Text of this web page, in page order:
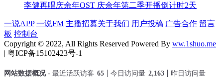
李健再唱庆余年OST 庆余年第二季开播倒计时2天
一说APP 一说FM 主播招募关于我们 用户投稿 广告合作 留言
板 控制台
Copyright © 2022, All Rights Reserved Powered By ww.1shuo.me
| 粤ICP备15102423号-1
网站数据概况 - 最近活跃访客 65 今日访问量 2,163 昨日访问量